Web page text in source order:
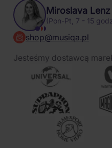
Miroslava Lenz
(Pon-Pt, 7 - 15
shop@musiqa.pl
Jesteśmy dostawcą